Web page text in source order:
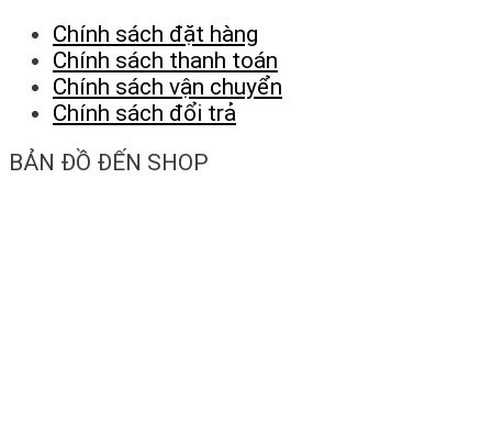
Chính sách đặt hàng
Chính sách thanh toán
Chính sách vận chuyển
Chính sách đổi trả
BẢN ĐỒ ĐẾN SHOP